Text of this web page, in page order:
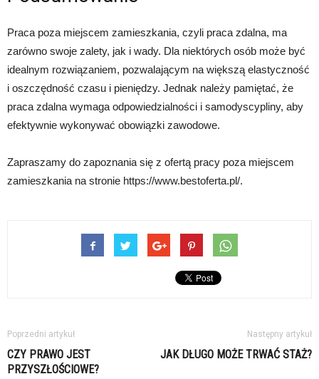
Praca poza miejscem zamieszkania, czyli praca zdalna, ma
zarówno swoje zalety, jak i wady. Dla niektórych osób może być
idealnym rozwiązaniem, pozwalającym na większą elastyczność
i oszczędność czasu i pieniędzy. Jednak należy pamiętać, że
praca zdalna wymaga odpowiedzialności i samodyscypliny, aby
efektywnie wykonywać obowiązki zawodowe.
Zapraszamy do zapoznania się z ofertą pracy poza miejscem
zamieszkania na stronie https://www.bestoferta.pl/.
Poprzedni artykuł
CZY PRAWO JEST
PRZYSZŁOŚCIOWE?
Następny artykuł
JAK DŁUGO MOŻE TRWAĆ STAŻ?